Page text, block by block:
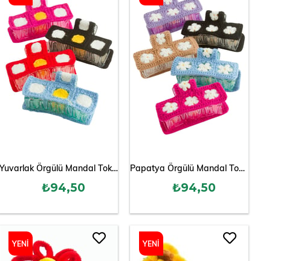
Yuvarlak Örgülü Mandal Toka 8 cm
₺94,50
ÜRÜN
Papatya Örgülü Mandal Toka 8 cm
₺94,50
ÜRÜN
YENI YENI